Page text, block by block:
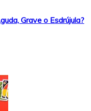
Grave o Esdrújula?